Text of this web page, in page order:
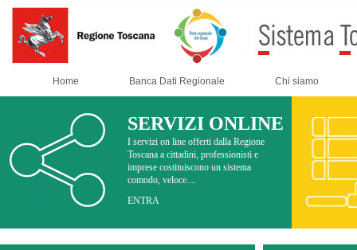
Home Banca Dati Regionale Chi siamo
SERVIZI ONLINE
I servizi on line offerti dalla Regione
Toscana a cittadini, professionisti e
imprese costituiscono un sistema
comodo, veloce....
ENTRA